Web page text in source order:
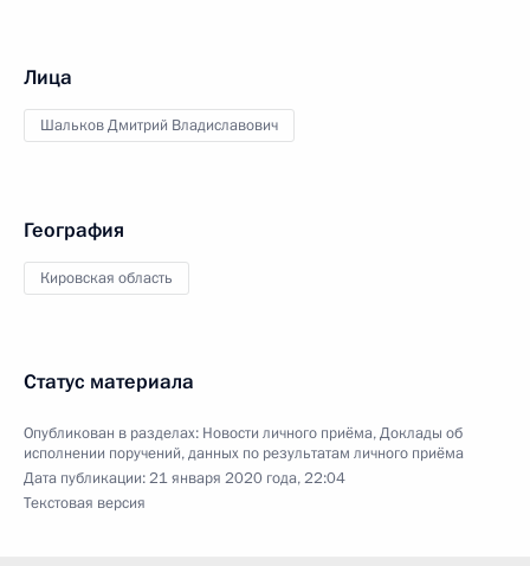
Лица
Шальков Дмитрий Владиславович
География
Кировская область
Статус материала
Опубликован в разделах: Новости личного приёма,Доклады об
исполнении поручений, данных по результатам личного приёма
Дата публикации:21 января 2020 года, 22:04
Текстовая версия